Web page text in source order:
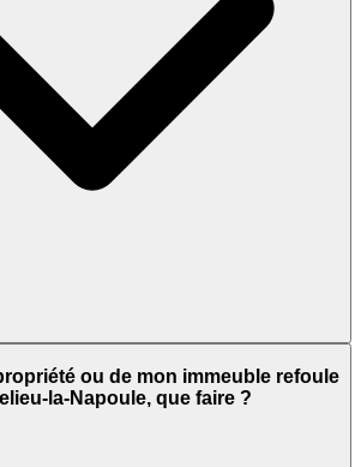
ou de mon immeuble refoule
la-Napoule, que faire ?